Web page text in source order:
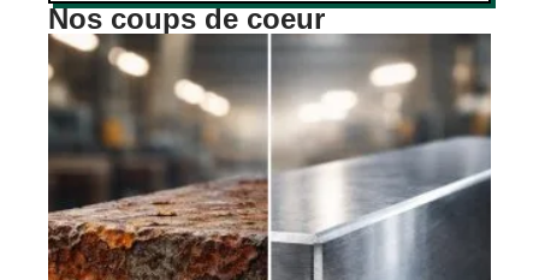
Nos coups de coeur